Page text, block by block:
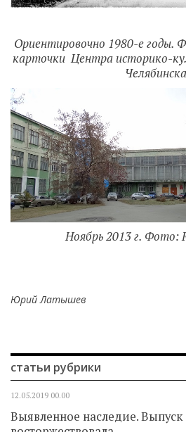
Ориентировочно 1980-е годы.
карточки Центра историко-
Ноябрь 2013 г.
Юрий Латышев
статьи рубрики
12.05.2019 00.00
Выявленное наследие. Выпуск